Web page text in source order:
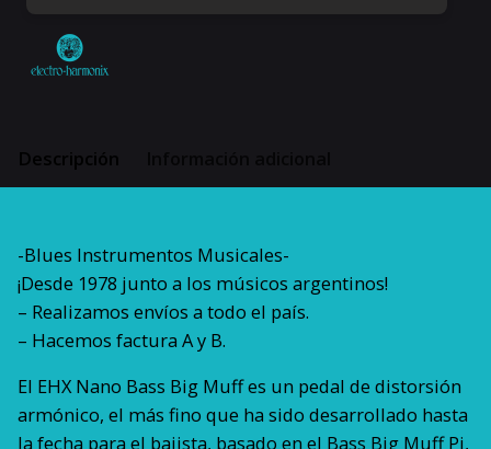
cantidad
Descripción
-Blues Instrumentos Musicales-
¡Desde 1978 junto a los músicos argentinos!
– Realizamos envíos a todo el país.
– Hacemos factura A y B.
El EHX Nano Bass Big Muff es un pedal de distorsión
armónico, el más fino que ha sido desarrollado hasta
la fecha para el bajista, basado en el Bass Big Muff Pi,